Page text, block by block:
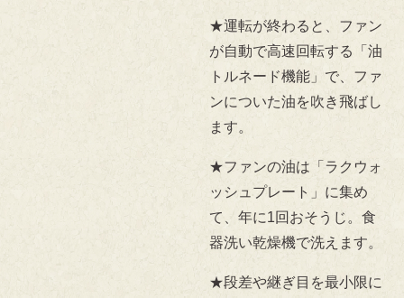
★運転が終わると、ファン
が自動で高速回転する「油
トルネード機能」で、ファ
ンについた油を吹き飛ばし
ます。
★ファンの油は「ラクウォ
ッシュプレート」に集め
て、年に1回おそうじ。食
器洗い乾燥機で洗えます。
★段差や継ぎ目を最小限に